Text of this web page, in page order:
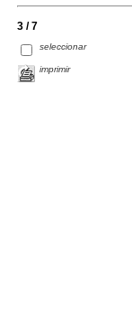
3 / 7
seleccionar
imprimir